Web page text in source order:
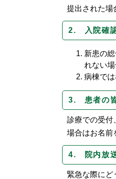
提出された場
2. 入院確認
新患の
れない
病棟で
3. 患者の
診療での受付
場合はお名前
4. 院内放
緊急な際にど